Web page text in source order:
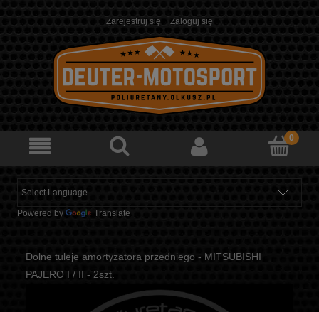
Zarejestruj się Zaloguj się
Powered by Translate
Dolne tuleje amortyzatora przedniego - MITSUBISHI
PAJERO I / II - 2szt.